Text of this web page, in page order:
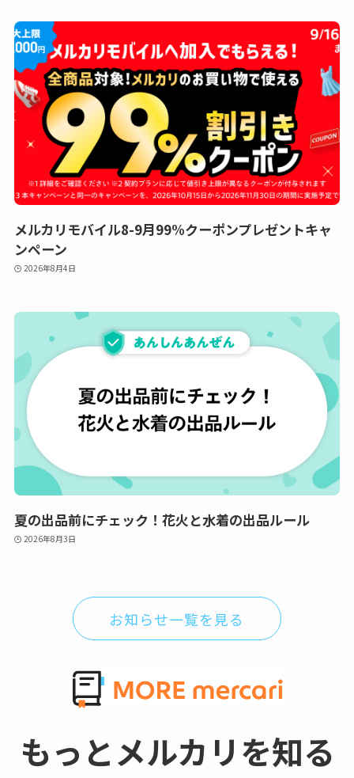
メルカリモバイル8-9月99%クーポンプレゼントキャ
ンペーン
2026年8月4日
夏の出品前にチェック！花火と水着の出品ルール
2026年8月3日
お知らせ一覧を見る
もっとメルカリを知る